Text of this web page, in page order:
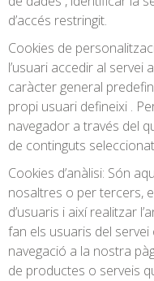
d’accés restringit.
Cookies de
l’usuari accedir al servei
caràcter general
propi usuari defineixi .
navegador a través del
de continguts
Cookies d’anàlisi: Són
nosaltres o per tercers,
d’usuaris i així realitzar
fan els usuaris del servei
navegació a la nostra
de productes o serveis